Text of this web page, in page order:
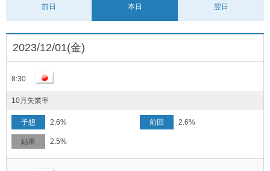
前日 本日 翌日
2023/12/01(金)
8:30
10月失業率
2.6% 2.6%
2.5%